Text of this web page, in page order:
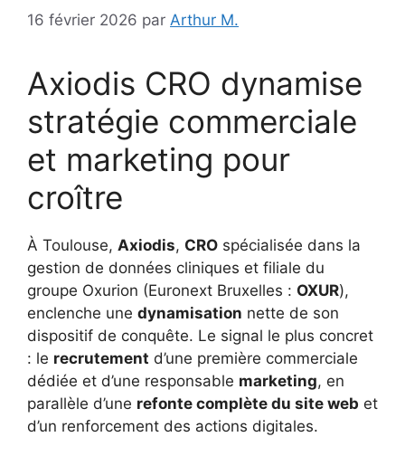
16 février 2026 par Arthur M.
Axiodis CRO dynamise
stratégie commerciale
et marketing pour
croître
À Toulouse, Axiodis, CRO spécialisée dans la
gestion de données cliniques et filiale du
groupe Oxurion (Euronext Bruxelles : OXUR),
enclenche une dynamisation nette de son
dispositif de conquête. Le signal le plus concret
: le recrutement d’une première commerciale
dédiée et d’une responsable marketing, en
parallèle d’une refonte complète du site web et
d’un renforcement des actions digitales.